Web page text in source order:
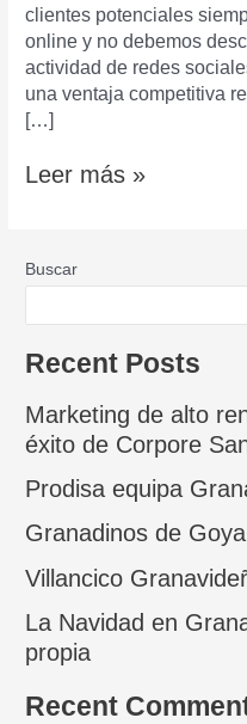
clientes potenciales
online y no debemos
actividad de redes
una ventaja competitiva
[…]
Leer más »
Buscar
Recent Posts
Marketing de alto
éxito de Corpore
Prodisa equipa
Granadinos de Goya
Villancico
La Navidad en
propia
Recent